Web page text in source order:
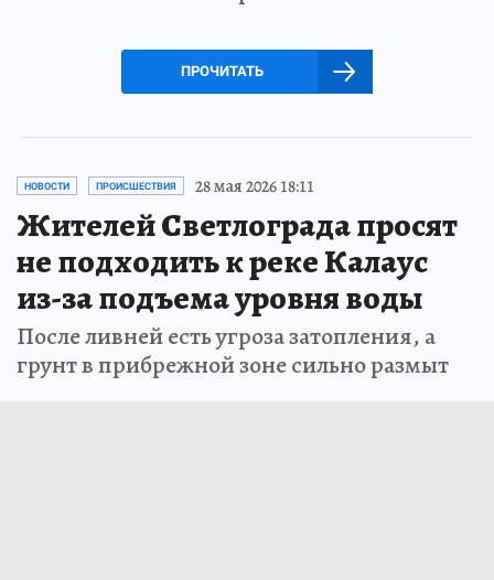
ПРОЧИТАТЬ
НОВОСТИ ПРОИСШЕСТВИЯ 28 мая 2026 18:11
Жителей Светлограда просят
не подходить к реке Калаус
из-за подъема уровня воды
После ливней есть угроза затопления, а
грунт в прибрежной зоне сильно размыт